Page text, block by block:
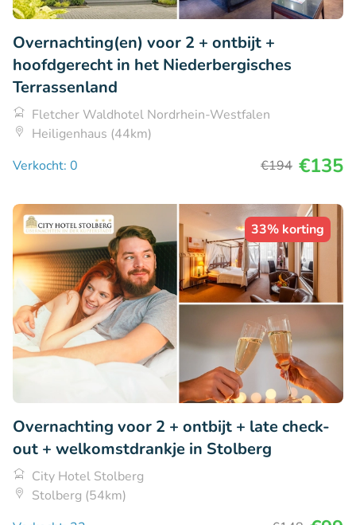
Overnachting(en) voor 2 + ontbijt +
hoofdgerecht in het Niederbergisches
Terrassenland
Fletcher Waldhotel Nordrhein-Westfalen
Heiligenhaus (44km)
Verkocht: 0
€194 €135
33% korting
Overnachting voor 2 + ontbijt + late check-
out + welkomstdrankje in Stolberg
City Hotel Stolberg
Stolberg (54km)